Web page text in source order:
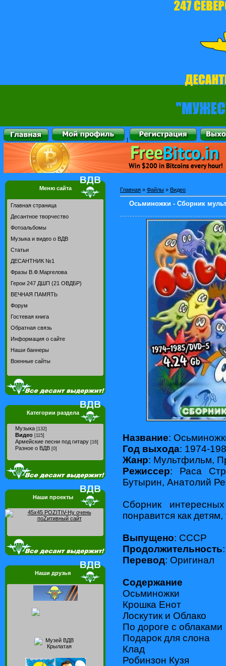
|
Меню сайта
Главная страница
Десантное творчество
Фотоальбомы
Музыка и видео о ВДВ
Статьи
ДЕСАНТНИК №1
Фразы В.Ф.Маргелова
Герои 247 ДШП (21 ОВДБР)
ВЕЧНАЯ ПАМЯТЬ
Форум
Гостевая книга
Обратная связь
Информация о сайте
Наши баннеры
Военные сайты
Категории раздела
Музыка [132]
Видео [115]
Армейские песни под гитару [16]
Разное о ВДВ [0]
Наши проекты
Наши друзья
Главная » Файлы » Видео
Осьминожки - Сборник
Название:
Год выхода: 1974-
Жанр: Мультфильм,
Режиссер: Раса
Бутырин, Анатолий
Сборник
понравится как
Выпущено: СССР
Продолжительность
Перевод: Оригинал
Содержание
Осьминожки
Крошка Енот
Лоскутик и Облако
По дороге с облаками
Подарок для слона
Клад
Робинзон Кузя